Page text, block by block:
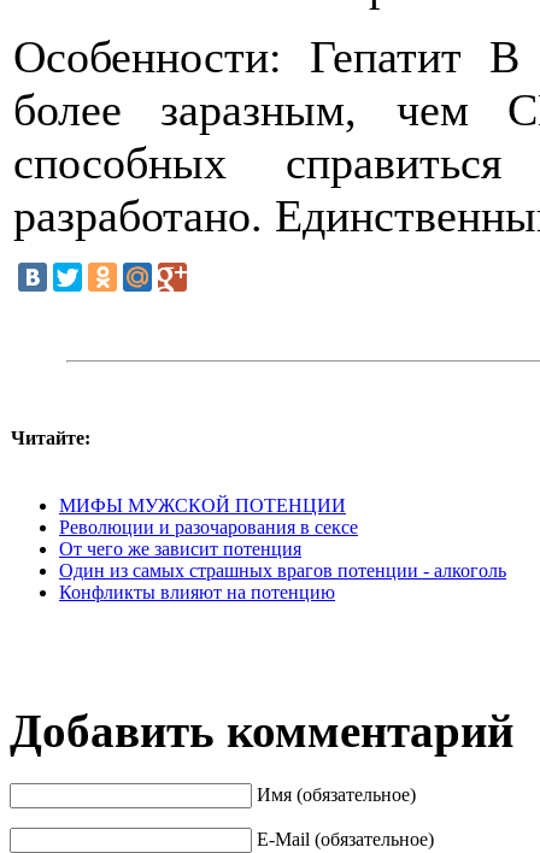
Особенности: Гепатит
более заразным, чем
способных
разработано.
Читайте:
МИФЫ МУЖСКОЙ ПОТЕНЦИИ
Революции и разочарования в сексе
От чего же зависит потенция
Один из самых страшных врагов потенции - алкоголь
Конфликты влияют на потенцию
Добавить комментарий
Имя (обязательное)
E-Mail (обязательное)